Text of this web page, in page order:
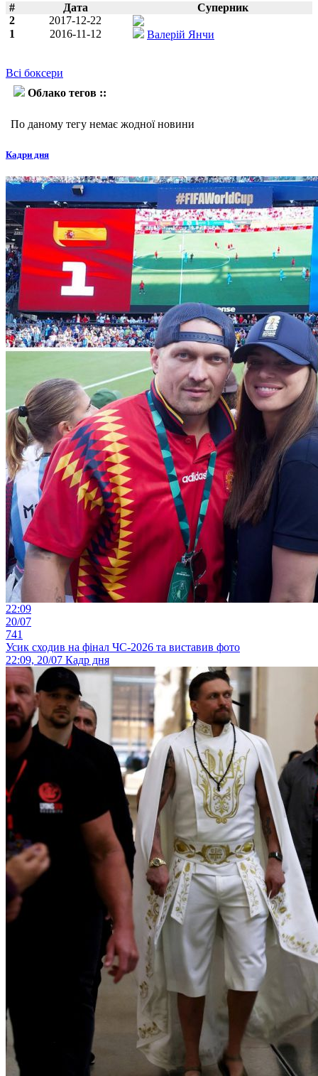
# Дата
Суперник
2
2017-12-22
1
2016-11-12 Валерій Янчи
Всі боксери
Облако тегов ::
По даному тегу немає жодної новини
Кадри дня
22:09
20/07
741
Усик сходив на фінал ЧС-2026 та виставив фото
22:09, 20/07 Кадр дня